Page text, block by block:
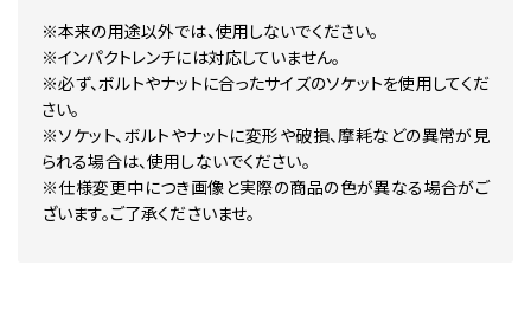
※本来の用途以外では、使用しないでください。
※インパクトレンチには対応していません。
※必ず、ボルトやナットに合ったサイズのソケットを使用してくだ
さい。
※ソケット、ボルトやナットに変形や破損、摩耗などの異常が見
られる場合は、使用しないでください。
※仕様変更中につき画像と実際の商品の色が異なる場合がご
ざいます。ご了承くださいませ。